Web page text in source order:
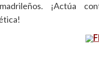
¡Actúa